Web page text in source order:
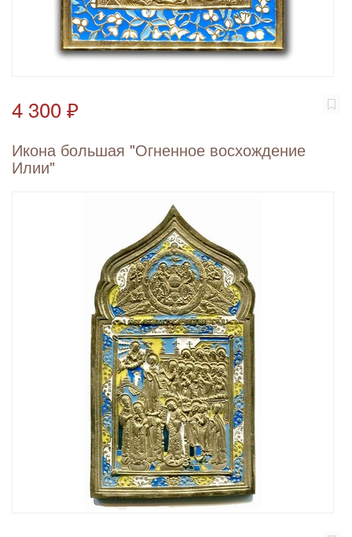
4 300 ₽
Икона большая "Огненное восхождение
Илии"